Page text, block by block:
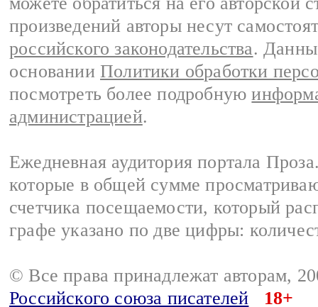
произведений авторы несут
российского законодательства.
основании Политики обработки
посмотреть более подробную
администрацией.
Ежедневная аудитория портала
которые в общей сумме
счетчика посещаемости, который
графе указано по две цифры:
© Все права принадлежат авторам,
Российского союза писателей
18+